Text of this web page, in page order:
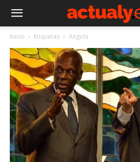
Inicio Etiquetas Angola